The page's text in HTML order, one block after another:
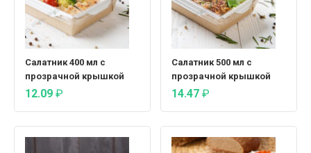
Салатник 400 мл с
прозрачной крышкой
12.09 ₽
Салатник 500 мл с
прозрачной крышкой
14.47 ₽